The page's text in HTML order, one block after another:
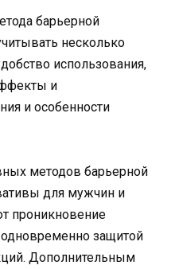
барьерной
несколько
использования,
и
и особенности
методов барьерной
для мужчин и
проникновение
защитой
Дополнительным